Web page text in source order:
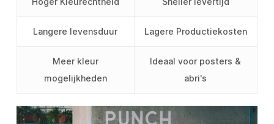
Langere levensduur Lagere Productiekosten
Meer kleur
mogelijkheden
Ideaal voor posters &
abri's